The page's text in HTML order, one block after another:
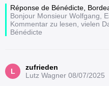
Réponse de Bénédicte,
Bonjour Monsieur Wolfgang,
Kommentar zu lesen, vielen
Bénédicte
L
zufrieden
Lutz Wagner 08/07/2025